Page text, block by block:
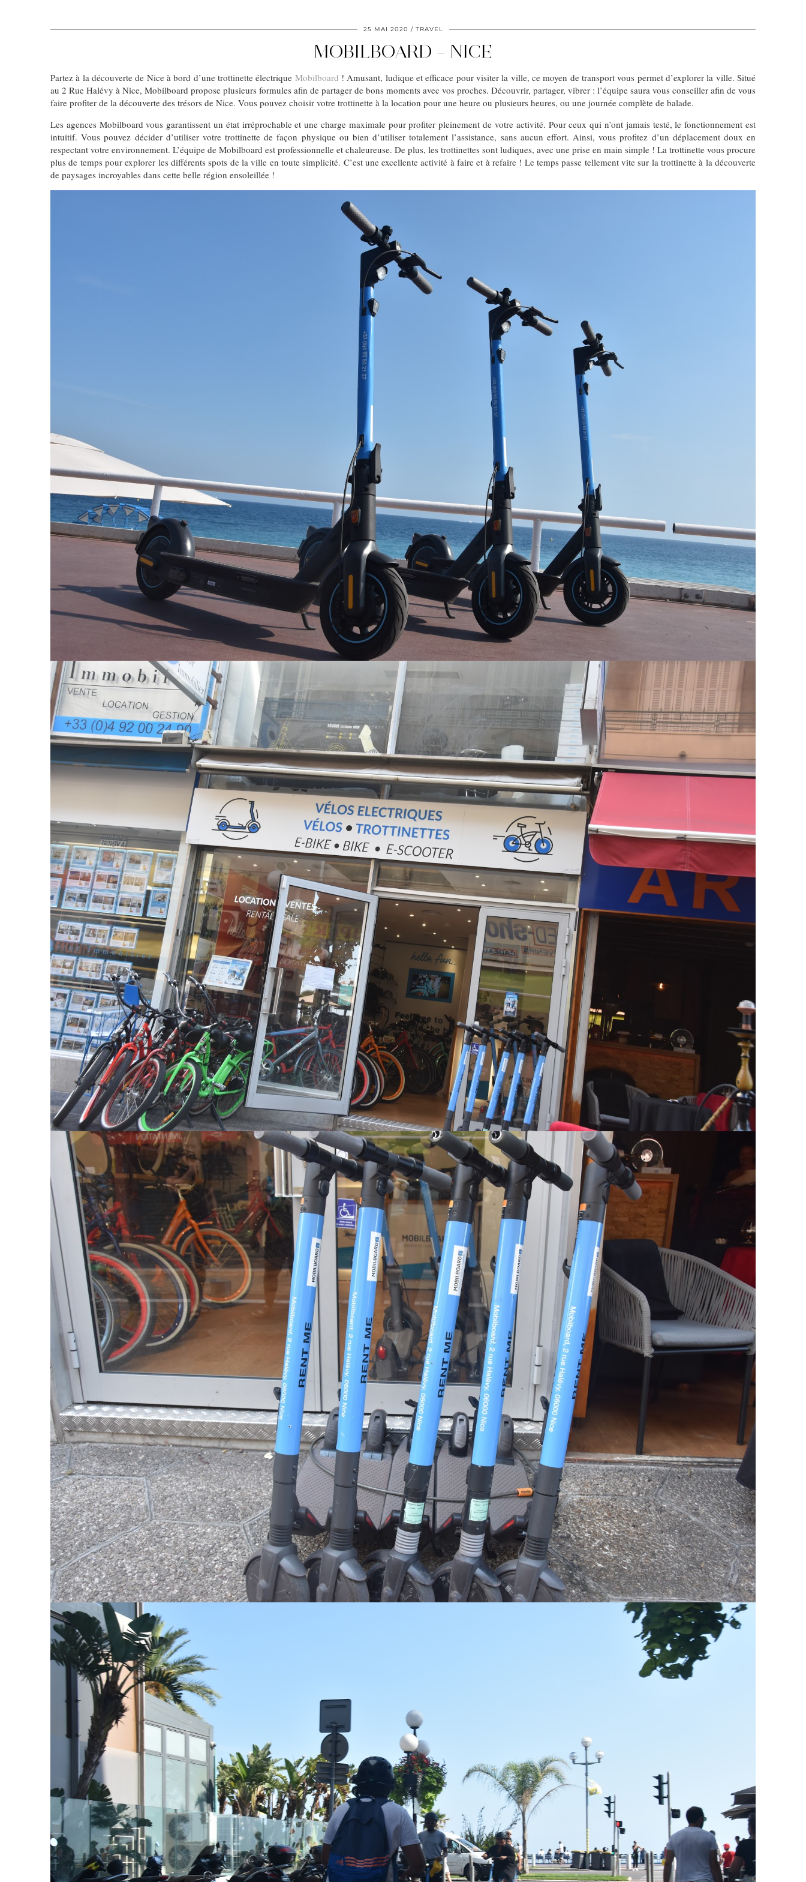
25 MAI 2020 TRAVEL
MOBILBOARD – NICE
Partez à la découverte de Nice à bord d’une trottinette électrique Mobilboard ! Amusant, ludique et efficace pour visiter la ville, ce moyen de transport vous permet d’explorer la ville. Situé
au 2 Rue Halévy à Nice, Mobilboard propose plusieurs formules afin de partager de bons moments avec vos proches. Découvrir, partager, vibrer : l’équipe saura vous conseiller afin de vous
faire profiter de la découverte des trésors de Nice. Vous pouvez choisir votre trottinette à la location pour une heure ou plusieurs heures, ou une journée complète de balade.
Les agences Mobilboard vous garantissent un état irréprochable et une charge maximale pour profiter pleinement de votre activité. Pour ceux qui n’ont jamais testé, le fonctionnement est
intuitif. Vous pouvez décider d’utiliser votre trottinette de façon physique ou bien d’utiliser totalement l’assistance, sans aucun effort. Ainsi, vous profitez d’un déplacement doux en
respectant votre environnement. L’équipe de Mobilboard est professionnelle et chaleureuse. De plus, les trottinettes sont ludiques, avec une prise en main simple ! La trottinette vous procure
plus de temps pour explorer les différents spots de la ville en toute simplicité. C’est une excellente activité à faire et à refaire ! Le temps passe tellement vite sur la trottinette à la découverte
de paysages incroyables dans cette belle région ensoleillée !